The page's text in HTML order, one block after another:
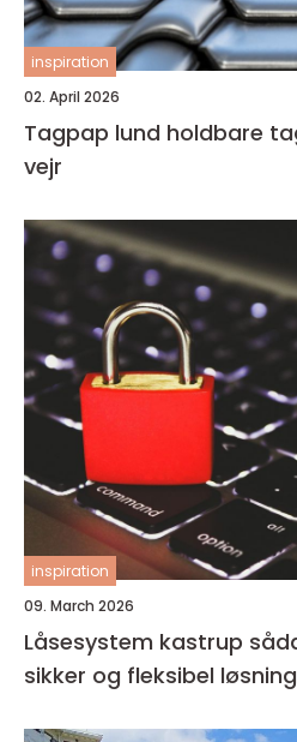
inspiration
02. April 2026
Tagpap lund holdbare tage til et skiftende
vejr
inspiration
09. March 2026
Låsesystem kastrup sådan vælger du en
sikker og fleksibel løsning